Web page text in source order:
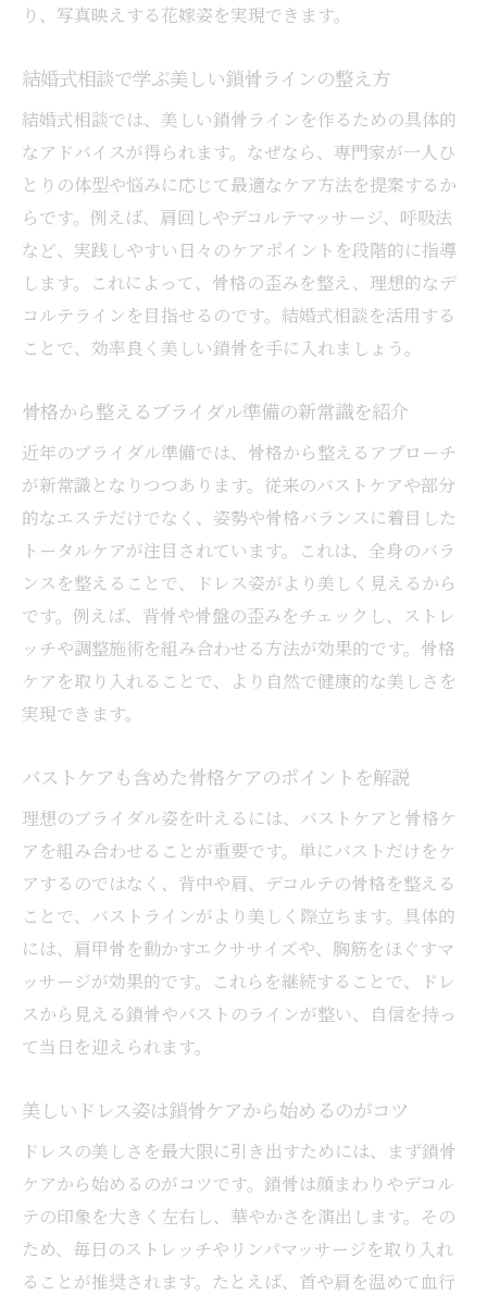
ドレス姿を魅せるための相談活用術を解説
ブライダル相談で叶える美しいドレス姿の
秘訣
結婚式相談で理想のドレスラインを実現す
る方法
バストケア・骨格ケアを活かしたドレス映
え術
相談カウンターを上手に活用した美姿勢づ
くり
ント
結婚式相談で理想の花嫁姿を叶えるステッ
プ
り、写真映えする花嫁姿を実現できます。
結婚式相談で学ぶ美しい鎖骨ラインの整え方
結婚式相談では、美しい鎖骨ラインを作るための具体的
なアドバイスが得られます。なぜなら、専門家が一人ひ
とりの体型や悩みに応じて最適なケア方法を提案するか
らです。例えば、肩回しやデコルテマッサージ、呼吸法
など、実践しやすい日々のケアポイントを段階的に指導
します。これによって、骨格の歪みを整え、理想的なデ
コルテラインを目指せるのです。結婚式相談を活用する
ことで、効率良く美しい鎖骨を手に入れましょう。
骨格から整えるブライダル準備の新常識を紹介
近年のブライダル準備では、骨格から整えるアプローチ
が新常識となりつつあります。従来のバストケアや部分
的なエステだけでなく、姿勢や骨格バランスに着目した
トータルケアが注目されています。これは、全身のバラ
ンスを整えることで、ドレス姿がより美しく見えるから
です。例えば、背骨や骨盤の歪みをチェックし、ストレ
ッチや調整施術を組み合わせる方法が効果的です。骨格
ケアを取り入れることで、より自然で健康的な美しさを
実現できます。
バストケアも含めた骨格ケアのポイントを解説
理想のブライダル姿を叶えるには、バストケアと骨格ケ
アを組み合わせることが重要です。単にバストだけをケ
アするのではなく、背中や肩、デコルテの骨格を整える
ことで、バストラインがより美しく際立ちます。具体的
には、肩甲骨を動かすエクササイズや、胸筋をほぐすマ
ッサージが効果的です。これらを継続することで、ドレ
スから見える鎖骨やバストのラインが整い、自信を持っ
て当日を迎えられます。
美しいドレス姿は鎖骨ケアから始めるのがコツ
ドレスの美しさを最大限に引き出すためには、まず鎖骨
ケアから始めるのがコツです。鎖骨は顔まわりやデコル
テの印象を大きく左右し、華やかさを演出します。その
ため、毎日のストレッチやリンパマッサージを取り入れ
ることが推奨されます。たとえば、首や肩を温めて血行